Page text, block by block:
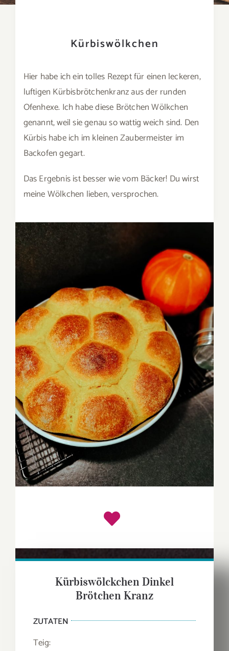
Kürbiswölkchen
Hier habe ich ein tolles Rezept für einen leckeren,
luftigen Kürbisbrötchenkranz aus der runden
Ofenhexe. Ich habe diese Brötchen Wölkchen
genannt, weil sie genau so wattig weich sind. Den
Kürbis habe ich im kleinen Zaubermeister im
Backofen gegart.
Das Ergebnis ist besser wie vom Bäcker! Du wirst
meine Wölkchen lieben, versprochen.
Kürbiswölckchen Dinkel
Brötchen Kranz
ZUTATEN
Teig: